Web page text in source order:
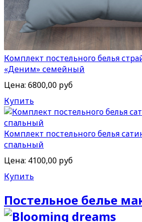
Комплект постельного белья
«Деним» семейный
Цена: 6800,00 руб
Купить
Комплект постельного белья
спальный
Цена: 4100,00 руб
Купить
Постельное белье